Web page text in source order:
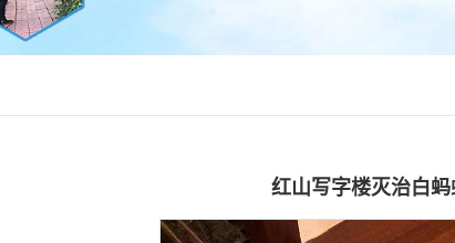
红山写字楼灭治白蚂